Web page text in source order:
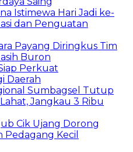
Istimewa Hari Jadi ke-
dan Penguatan
Payang Diringkus Tim
Buron
Perkuat
Daerah
Sumbagsel Tutup
Jangkau 3 Ribu
Cik Ujang Dorong
Pedagang Kecil